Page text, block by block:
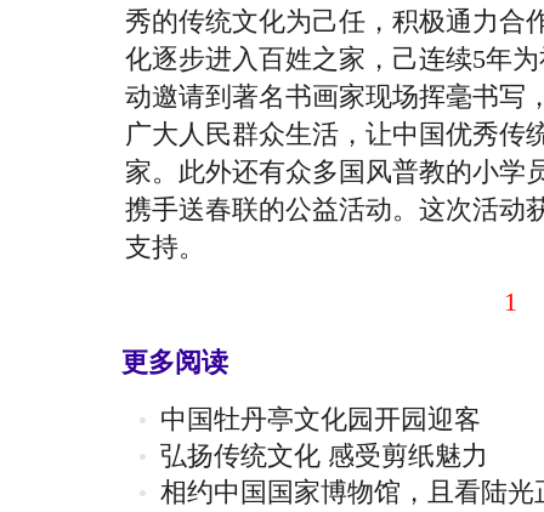
秀的传统文化为己任，积极通力合
化逐步进入百姓之家，己连续5年
动邀请到著名书画家现场挥毫书写
广大人民群众生活，让中国优秀传
家。此外还有众多国风普教的小学
携手送春联的公益活动。这次活动
支持。
1
更多阅读
中国牡丹亭文化园开园迎客
弘扬传统文化 感受剪纸魅力
相约中国国家博物馆，且看陆